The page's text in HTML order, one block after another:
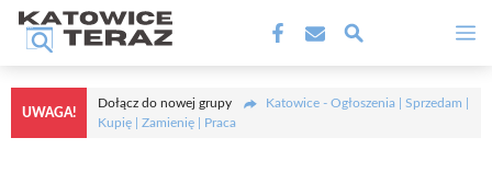
Przejdź
treści
UWAGA!
Dołącz do nowej grupy
Katowice - Ogłoszenia | Sprzedam |
Kupię | Zamienię | Praca